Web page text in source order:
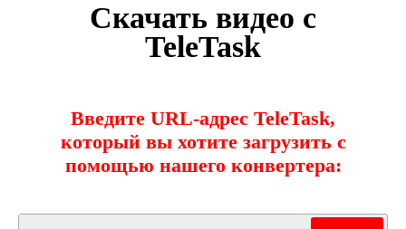
Скачать видео с
TeleTask
Введите URL-адрес TeleTask,
который вы хотите загрузить с
помощью нашего конвертера: